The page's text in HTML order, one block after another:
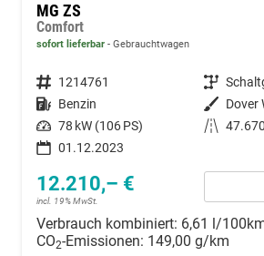
MG ZS
Comfort
sofort lieferbar Gebrauchtwagen
Fahrzeugnummer 1214761 Getriebe
Kraftstoff Benzin Außenfarbe Dover
Leistung 78 kW (106 PS) Kilometerstand
01.12.2023
12.210,– €
incl. 19% MwSt.
Verbrauch kombiniert: 6,61 l/
CO2-Emissionen: 149,00 g/km